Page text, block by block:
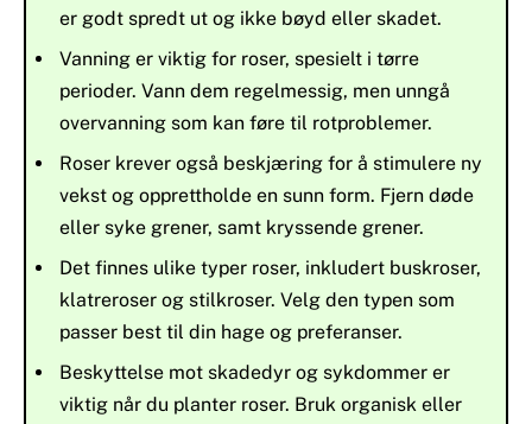
er godt spredt ut og ikke bøyd eller skadet.
Vanning er viktig for roser, spesielt i tørre
perioder. Vann dem regelmessig, men unngå
overvanning som kan føre til rotproblemer.
Roser krever også beskjæring for å stimulere ny
vekst og opprettholde en sunn form. Fjern døde
eller syke grener, samt kryssende grener.
Det finnes ulike typer roser, inkludert buskroser,
klatreroser og stilkroser. Velg den typen som
passer best til din hage og preferanser.
Beskyttelse mot skadedyr og sykdommer er
viktig når du planter roser. Bruk organisk eller